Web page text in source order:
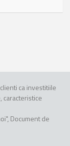
ca investitiile
caracteristice
Document de